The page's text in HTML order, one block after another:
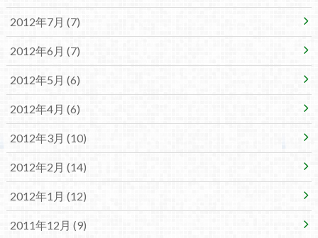
2012年7月 (7)
2012年6月 (7)
2012年5月 (6)
2012年4月 (6)
2012年3月 (10)
2012年2月 (14)
2012年1月 (12)
2011年12月 (9)